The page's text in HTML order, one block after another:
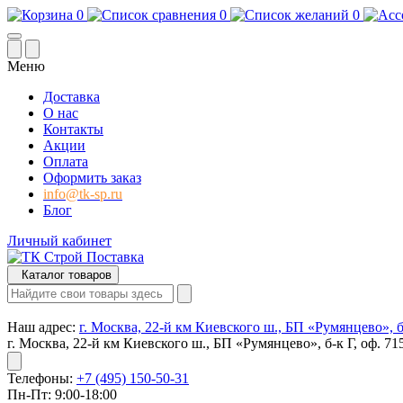
0 0 0
Меню
Доставка
О нас
Контакты
Акции
Оплата
Оформить заказ
info@tk-sp.ru
Блог
Личный кабинет
Каталог товаров
Наш адрес: г. Москва, 22-й км Киевского ш., БП «Румянцево»,
г. Москва, 22-й км Киевского ш., БП «Румянцево», б-к Г, оф.
Телефоны: +7 (495) 150-50-31
Пн-Пт: 9:00-18:00